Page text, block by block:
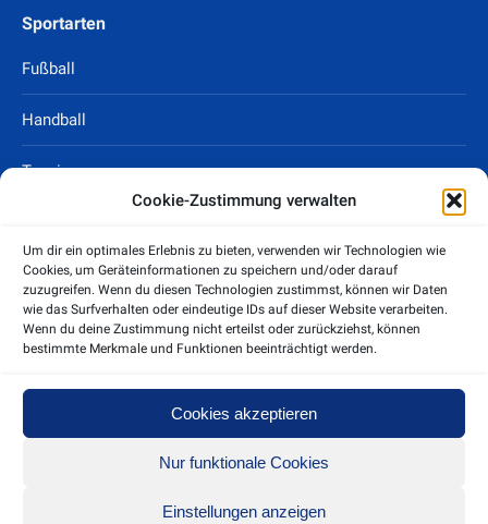
Cookie-Zustimmung verwalten
Um dir ein optimales Erlebnis zu bieten, verwenden wir Technologien wie
Cookies, um Geräteinformationen zu speichern und/oder darauf
zuzugreifen. Wenn du diesen Technologien zustimmst, können wir Daten
wie das Surfverhalten oder eindeutige IDs auf dieser Website verarbeiten.
Wenn du deine Zustimmung nicht erteilst oder zurückziehst, können
bestimmte Merkmale und Funktionen beeinträchtigt werden.
Cookies akzeptieren
Nur funktionale Cookies
Einstellungen anzeigen
Sportarten
Fußball
Handball
Tennis
Freizeit- und Breitensport
Radsport
Rechtliches
Impressum